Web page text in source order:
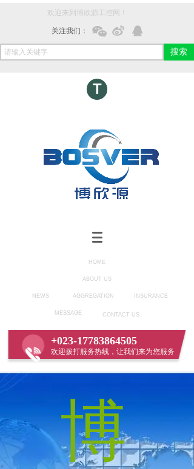
AGGREGATION INSURANCE
CONTACT US
MESSAGE
HOME
T
ABOUT US
关注我们：
欢迎来到博欣源工控网！
搜索
NEWS
+023-17783864505
欢迎拨打服务热线，让我们来为您服务
博